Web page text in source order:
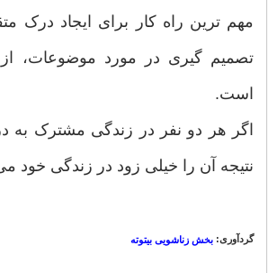
مهم ترین راه کار برای ایجاد درک
تصمیم گیری در مورد موضوعات،
است.
اگر هر دو نفر در زندگی مشترک به
نتیجه آن را خیلی زود در زندگی خود می
گردآوری: بخش زناشویی بیتوته